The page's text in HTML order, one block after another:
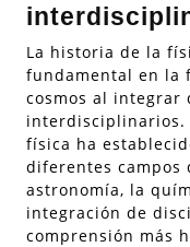
La historia de la
fundamental en la
cosmos al integrar
interdisciplinarios.
física ha
diferentes campos
astronomía, la
integración de
comprensión más